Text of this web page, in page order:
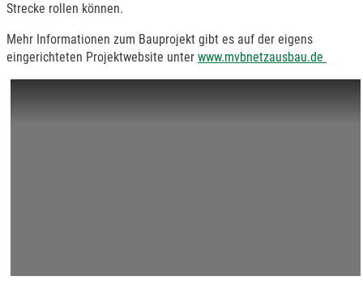
Strecke rollen können.
Mehr Informationen zum Bauprojekt gibt es auf der eigens
eingerichteten Projektwebsite unter www.mvbnetzausbau.de